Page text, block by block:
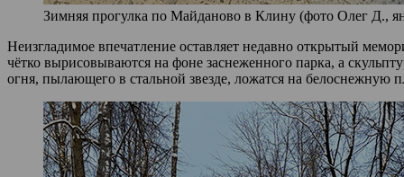
Зимняя прогулка по Майданово в Клину (фото Олег Д.,
Неизгладимое впечатление оставляет недавно открытый
чётко вырисовываются на фоне заснеженного парка, а
огня, пылающего в стальной звезде, ложатся на белоснежную